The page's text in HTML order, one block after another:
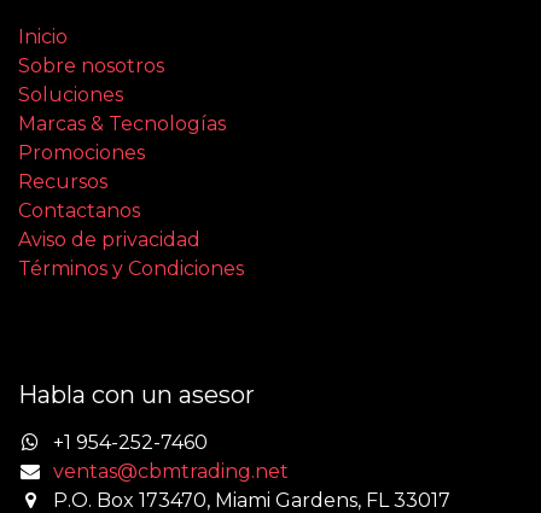
Inicio
Sobre nosotros
Soluciones
Marcas & Tecnologías
Promociones
Recursos
Contactanos
Aviso de privacidad
Términos y Condiciones
Habla con un asesor
+1 954-252-7460
ventas@cbmtrading.net
P.O. Box 173470, Miami Gardens, FL 33017